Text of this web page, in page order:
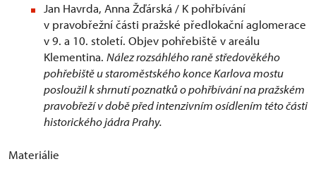
Jan Havrda, Anna Žďárská / K pohřbívání
v pravobřežní části pražské předlokační aglomerace
v 9. a 10. století. Objev pohřebiště v areálu
Klementina. Nález rozsáhlého raně středověkého
pohřebiště u staroměstského konce Karlova mostu
posloužil k shrnutí poznatků o pohřbívání na pražském
pravobřeží v době před intenzivním osídlením této části
historického jádra Prahy.